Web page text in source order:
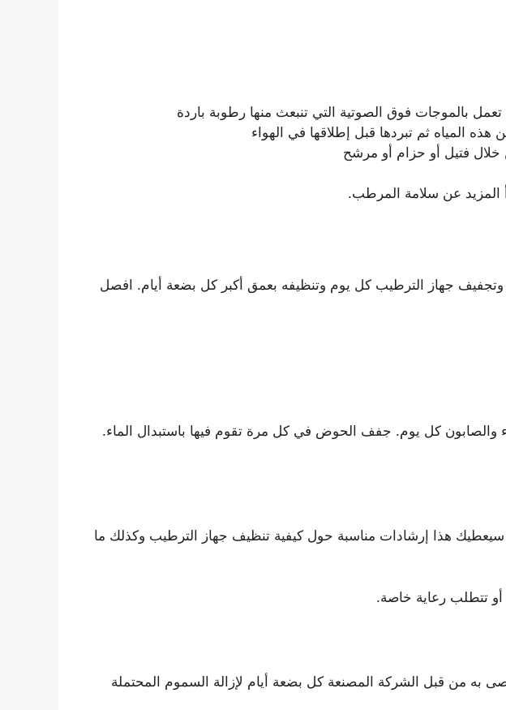
بالموجات فوق الصوتية التي تنبعث منها رطوبة باردة
هذه المياه ثم تبردها قبل إطلاقها في الهواء
فتيل أو حزام أو مرشح
المزيد عن سلامة المرطب.
جهاز الترطيب كل يوم وتنظيفه بعمق أكبر كل بضعة أيام. افصل
كل يوم. جفف الحوض في كل مرة تقوم فيها باستبدال الماء.
هذا إرشادات مناسبة حول كيفية تنظيف جهاز الترطيب وكذلك ما
تتطلب رعاية خاصة.
من قبل الشركة المصنعة كل بضعة أيام لإزالة السموم المحتملة